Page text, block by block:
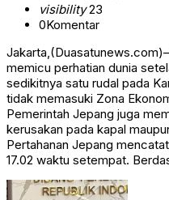
visibility23
0Komentar
memicu perhatian dunia
sedikitnya satu rudal pada
tidak memasuki Zona
Pemerintah Jepang juga
kerusakan pada kapal
Pertahanan Jepang
17.02 waktu setempat.